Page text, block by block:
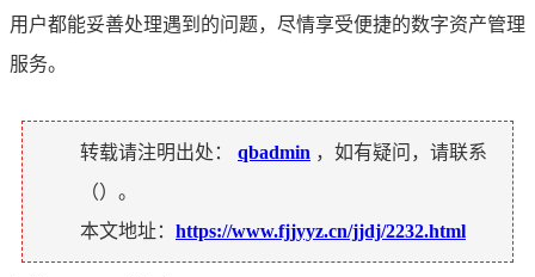
用户都能妥善处理遇到的问题，尽情享受便捷的数字资产管理
服务。
转载请注明出处： qbadmin ，如有疑问，请联系
（）。
本文地址： https://www.fjjyyz.cn/jjdj/2232.html